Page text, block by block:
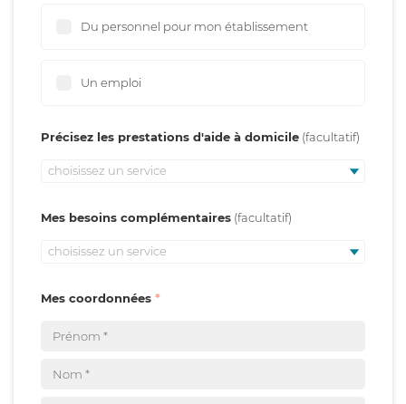
Du personnel pour mon établissement
Un emploi
Précisez les prestations d'aide à domicile
choisissez un service
Mes besoins complémentaires
choisissez un service
Mes coordonnées